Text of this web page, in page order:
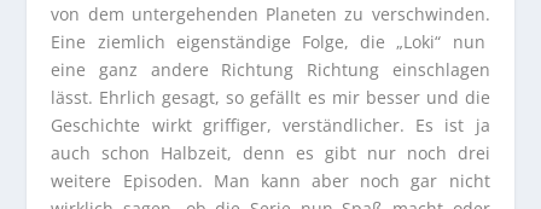
von dem untergehenden Planeten zu verschwinden.
Eine ziemlich eigenständige Folge, die „Loki“ nun
eine ganz andere Richtung Richtung einschlagen
lässt. Ehrlich gesagt, so gefällt es mir besser und die
Geschichte wirkt griffiger, verständlicher. Es ist ja
auch schon Halbzeit, denn es gibt nur noch drei
weitere Episoden. Man kann aber noch gar nicht